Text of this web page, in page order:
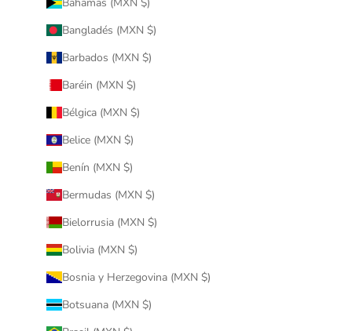
Bangladés (MXN $)
Barbados (MXN $)
Baréin (MXN $)
Bélgica (MXN $)
Belice (MXN $)
Benín (MXN $)
Bermudas (MXN $)
Bielorrusia (MXN $)
Bolivia (MXN $)
Bosnia y Herzegovina (MXN $)
Botsuana (MXN $)